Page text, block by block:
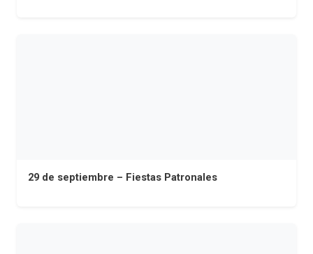
29 de septiembre – Fiestas Patronales